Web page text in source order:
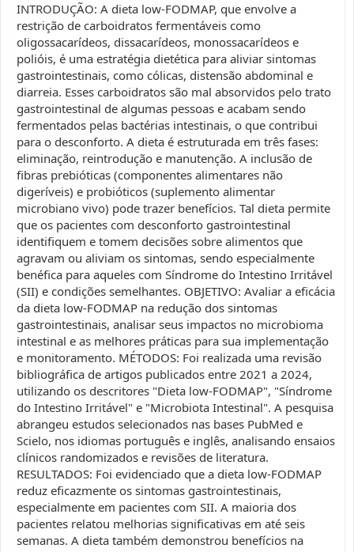
INTRODUÇÃO: A dieta low-FODMAP, que envolve a
restrição de carboidratos fermentáveis como
oligossacarídeos, dissacarídeos, monossacarídeos e
polióis, é uma estratégia dietética para aliviar sintomas
gastrointestinais, como cólicas, distensão abdominal e
diarreia. Esses carboidratos são mal absorvidos pelo trato
gastrointestinal de algumas pessoas e acabam sendo
fermentados pelas bactérias intestinais, o que contribui
para o desconforto. A dieta é estruturada em três fases:
eliminação, reintrodução e manutenção. A inclusão de
fibras prebióticas (componentes alimentares não
digeríveis) e probióticos (suplemento alimentar
microbiano vivo) pode trazer benefícios. Tal dieta permite
que os pacientes com desconforto gastrointestinal
identifiquem e tomem decisões sobre alimentos que
agravam ou aliviam os sintomas, sendo especialmente
benéfica para aqueles com Síndrome do Intestino Irritável
(SII) e condições semelhantes. OBJETIVO: Avaliar a eficácia
da dieta low-FODMAP na redução dos sintomas
gastrointestinais, analisar seus impactos no microbioma
intestinal e as melhores práticas para sua implementação
e monitoramento. MÉTODOS: Foi realizada uma revisão
bibliográfica de artigos publicados entre 2021 a 2024,
utilizando os descritores "Dieta low-FODMAP", "Síndrome
do Intestino Irritável" e "Microbiota Intestinal". A pesquisa
abrangeu estudos selecionados nas bases PubMed e
Scielo, nos idiomas português e inglês, analisando ensaios
clínicos randomizados e revisões de literatura.
RESULTADOS: Foi evidenciado que a dieta low-FODMAP
reduz eficazmente os sintomas gastrointestinais,
especialmente em pacientes com SII. A maioria dos
pacientes relatou melhorias significativas em até seis
semanas. A dieta também demonstrou benefícios na